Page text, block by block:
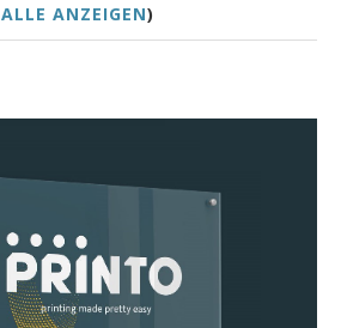
ALLE ANZEIGEN)